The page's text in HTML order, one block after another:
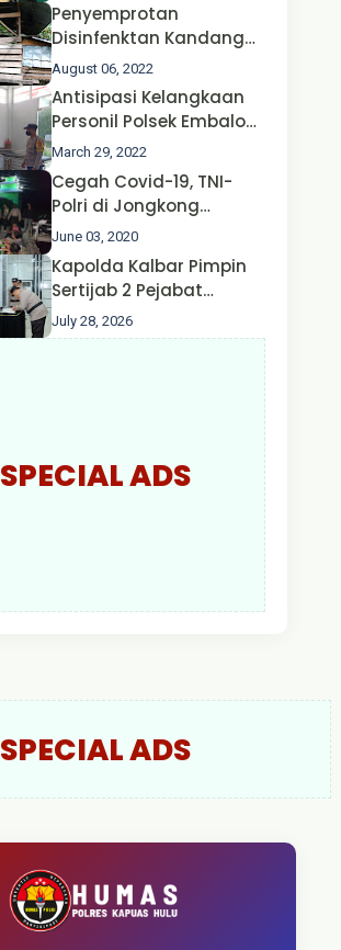
Penyemprotan
Disinfenktan Kandang
Ternak Kambing warga
Oleh Satgas Ops Aman
Nusa II Polda Kalbar*
August 06, 2022
Antisipasi Kelangkaan
Personil Polsek Embaloh
Hulu Gencar Lakukan
Pengecekan Oksigen
March 29, 2022
Cegah Covid-19, TNI-
Polri di Jongkong
Himbau Masyarakat
Jangan Kumpul Hinga
Larut Malam.
June 03, 2020
Kapolda Kalbar Pimpin
Sertijab 2 Pejabat
Utama dan 7 Kapolres,
AKBP Wisnu Perdana
July 28, 2026
SPECIAL ADS
SPECIAL ADS